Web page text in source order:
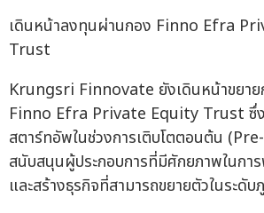
เดินหน้าลงทุนผ่านกอง Finno Efra
Trust
Krungsri Finnovate ยังเดินหน้าขยา
Finno Efra Private Equity Trust ซึ่ง
สตาร์ทอัพในช่วงการเติบโตตอนต้น
สนับสนุนผู้ประกอบการที่มีศักยภาพในกา
และสร้างธุรกิจที่สามารถขยายตัวในระดับ